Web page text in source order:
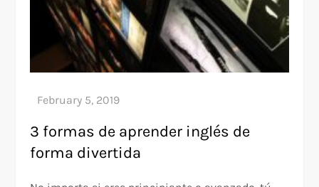
3 formas de aprender inglés de
forma divertida